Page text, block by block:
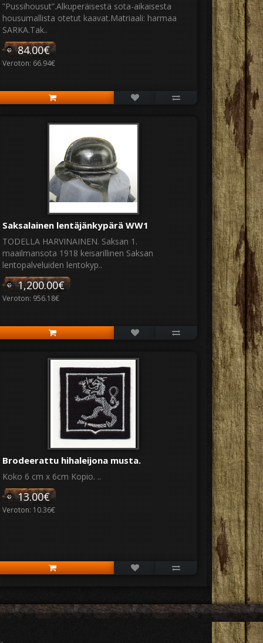
”Pussihousut”.Alkuperäisestä sota-aikaisesta
housumallista otetut kaavat.Matriaali: harmaa
SARKA.Tak..
84.00€
Veroton: 66.94€
Saksalainen lentäjänkypärä WW1
TODELLA HARVINAINEN. Saksan 1.
maailmansota 1918 keisarillinen Saksan
lentopalveluiden lentokyp..
1,200.00€
Veroton: 956.18€
Brodeerattu hihaleijona musta.
Koko 6 cm x 6cm Kopio. ..
13.00€
Veroton: 10.36€